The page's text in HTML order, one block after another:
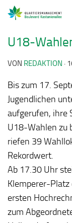
U18-
VON REDAKTION ·
Bis zum 17.
Jugendlichen
aufgerufen, ihre
U18-Wahlen zu
riefen 39
Rekordwert.
Ab 17.30 Uhr
Klemperer-
ersten
zum